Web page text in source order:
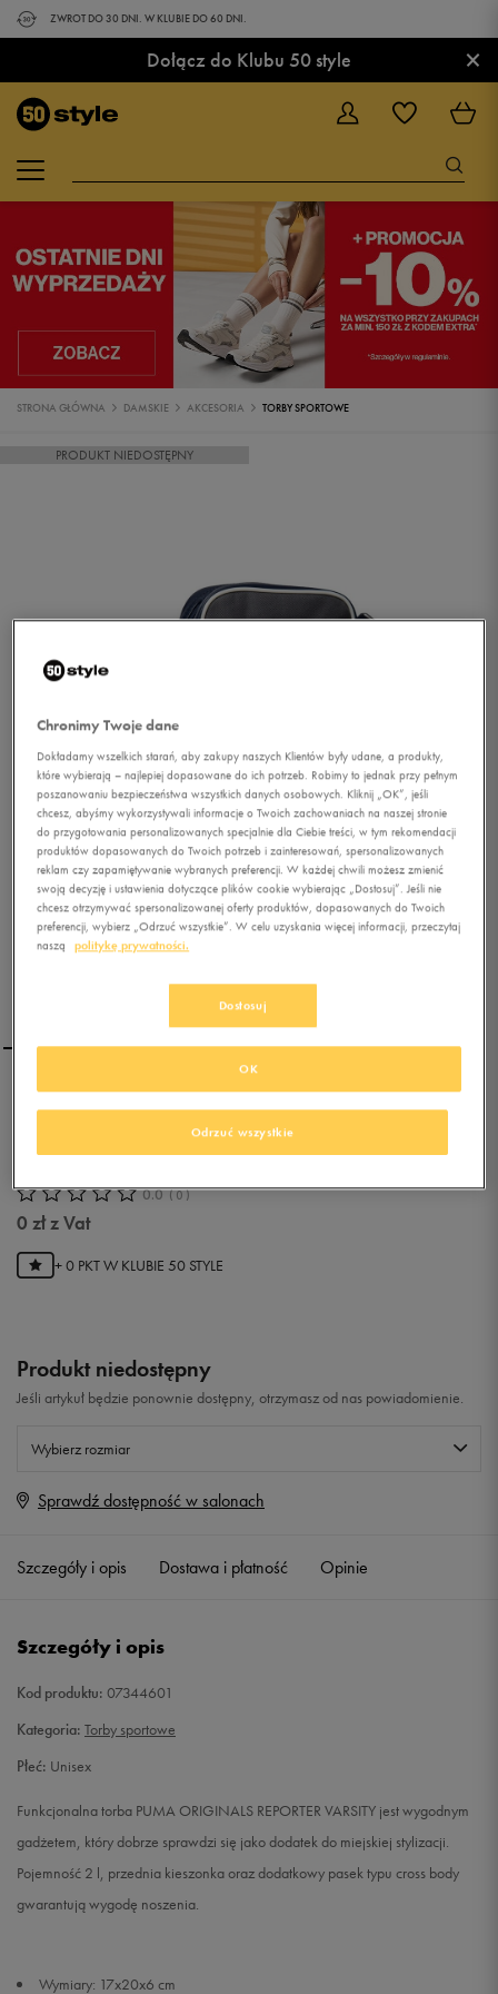
ZWROT DO 30 DNI. W KLUBIE DO 60 DNI.
Dołącz do Klubu 50 style ×
STRONA GŁÓWNA DAMSKIE AKCESORIA TORBY SPORTOWE
PRODUKT NIEDOSTĘPNY
1/3
PUMA TOREBKA
ORIGINALS REPORTER
VARSITY
0.0(0)
0 złz Vat
+ 0 PKT W KLUBIE 50 STYLE
Produkt niedostępny
Jeśli artykuł będzie ponownie dostępny, otrzymasz od nas powiadomienie.
Wybierz rozmiar
ONE SIZE Powiadom o dostępności
Sprawdź dostępność w salonach
Szczegóły i opis Dostawa i płatność Opinie
Szczegóły i opis
Kod produktu: 07344601
Kategoria: Torby sportowe
Płeć: Unisex
Funkcjonalna torba PUMA ORIGINALS REPORTER VARSITY jest wygodnym
gadżetem, który dobrze sprawdzi się jako dodatek do miejskiej stylizacji.
Pojemność 2 l, przednia kieszonka oraz dodatkowy pasek typu cross body
gwarantują wygodę noszenia.
Wymiary: 17x20x6 cm
Chronimy Twoje dane
Dokładamy wszelkich starań, aby zakupy naszych Klientów były udane, a produkty,
które wybierają – najlepiej dopasowane do ich potrzeb. Robimy to jednak przy pełnym
poszanowaniu bezpieczeństwa wszystkich danych osobowych. Kliknij „OK”, jeśli
chcesz, abyśmy wykorzystywali informacje o Twoich zachowaniach na naszej stronie
do przygotowania personalizowanych specjalnie dla Ciebie treści, w tym rekomendacji
produktów dopasowanych do Twoich potrzeb i zainteresowań, spersonalizowanych
reklam czy zapamiętywanie wybranych preferencji. W każdej chwili możesz zmienić
swoją decyzję i ustawienia dotyczące plików cookie wybierając „Dostosuj”. Jeśli nie
chcesz otrzymywać spersonalizowanej oferty produktów, dopasowanych do Twoich
preferencji, wybierz „Odrzuć wszystkie”. W celu uzyskania więcej informacji, przeczytaj
naszą
politykę prywatności.
Dostosuj
Odrzuć wszystkie
OK